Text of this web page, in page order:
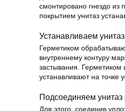
смонтировано гнездо
покрытием унитаз
Устанавливаем унитаз
Герметиком
внутреннему контуру
застывания. Герметиком
устанавливают на точке
Подсоединяем унитаз
Для этого, соединив